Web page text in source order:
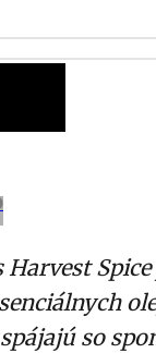
Harvest Spice
so